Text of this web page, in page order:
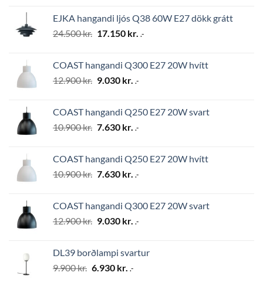
2.794 kr..1.956 kr..
EJKA hangandi ljós Q38 60W E27 dökk grátt
24.500kr. Original
24.500 kr..
17.150 kr. Current
17.150 kr..
.-
COAST hangandi Q300 E27 20W hvítt
12.900kr. Original
12.900 kr..
9.030 kr. Current
9.030 kr..
.-
COAST hangandi Q250 E27 20W svart
10.900kr. Original
10.900 kr..
7.630 kr. Current
7.630 kr..
.-
COAST hangandi Q250 E27 20W hvítt
10.900kr. Original
10.900 kr..
7.630 kr. Current
7.630 kr..
.-
COAST hangandi Q300 E27 20W svart
12.900kr. Original
12.900 kr..
9.030 kr. Current
9.030 kr..
.-
DL39 borðlampi svartur
9.900kr. Original
6.930 kr. Current
.-